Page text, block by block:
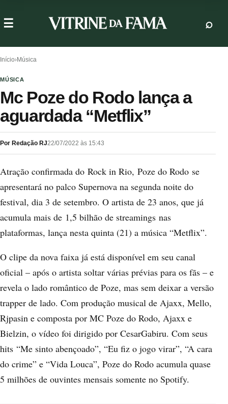
Início›Música
MÚSICA
Mc Poze do Rodo lança a
aguardada “Metflix”
Por Redação RJ22/07/2022 às 15:43
Atração confirmada do Rock in Rio, Poze do Rodo se
apresentará no palco Supernova na segunda noite do
festival, dia 3 de setembro. O artista de 23 anos, que já
acumula mais de 1,5 bilhão de streamings nas
plataformas, lança nesta quinta (21) a música “Metflix”.
O clipe da nova faixa já está disponível em seu canal
oficial – após o artista soltar várias prévias para os fãs – e
revela o lado romântico de Poze, mas sem deixar a versão
trapper de lado. Com produção musical de Ajaxx, Mello,
Rjpasin e composta por MC Poze do Rodo, Ajaxx e
Bielzin, o vídeo foi dirigido por CesarGabiru. Com seus
hits “Me sinto abençoado”, “Eu fiz o jogo virar”, “A cara
do crime” e “Vida Louca”, Poze do Rodo acumula quase
5 milhões de ouvintes mensais somente no Spotify.